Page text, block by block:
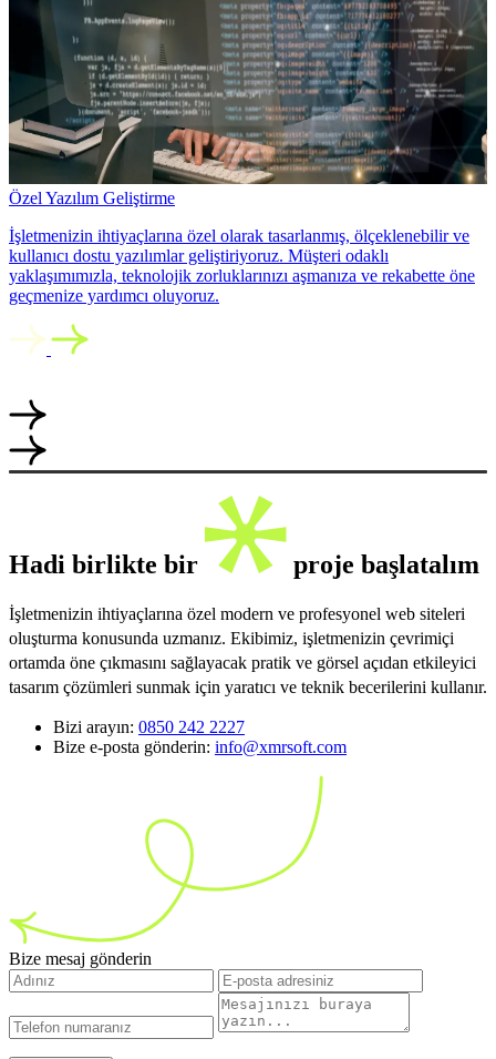
Özel Yazılım Geliştirme
İşletmenizin ihtiyaçlarına özel olarak tasarlanmış, ölçeklenebilir ve
kullanıcı dostu yazılımlar geliştiriyoruz. Müşteri odaklı
yaklaşımımızla, teknolojik zorluklarınızı aşmanıza ve rekabette öne
geçmenize yardımcı oluyoruz.
Hadi birlikte bir proje başlatalım
İşletmenizin ihtiyaçlarına özel modern ve profesyonel web siteleri
oluşturma konusunda uzmanız. Ekibimiz, işletmenizin çevrimiçi
ortamda öne çıkmasını sağlayacak pratik ve görsel açıdan etkileyici
tasarım çözümleri sunmak için yaratıcı ve teknik becerilerini kullanır.
Bizi arayın: 0850 242 2227
Bize e-posta gönderin: info@xmrsoft.com
Bize mesaj gönderin